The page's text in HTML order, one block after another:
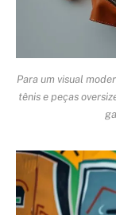
Para um visual
tênis e peças